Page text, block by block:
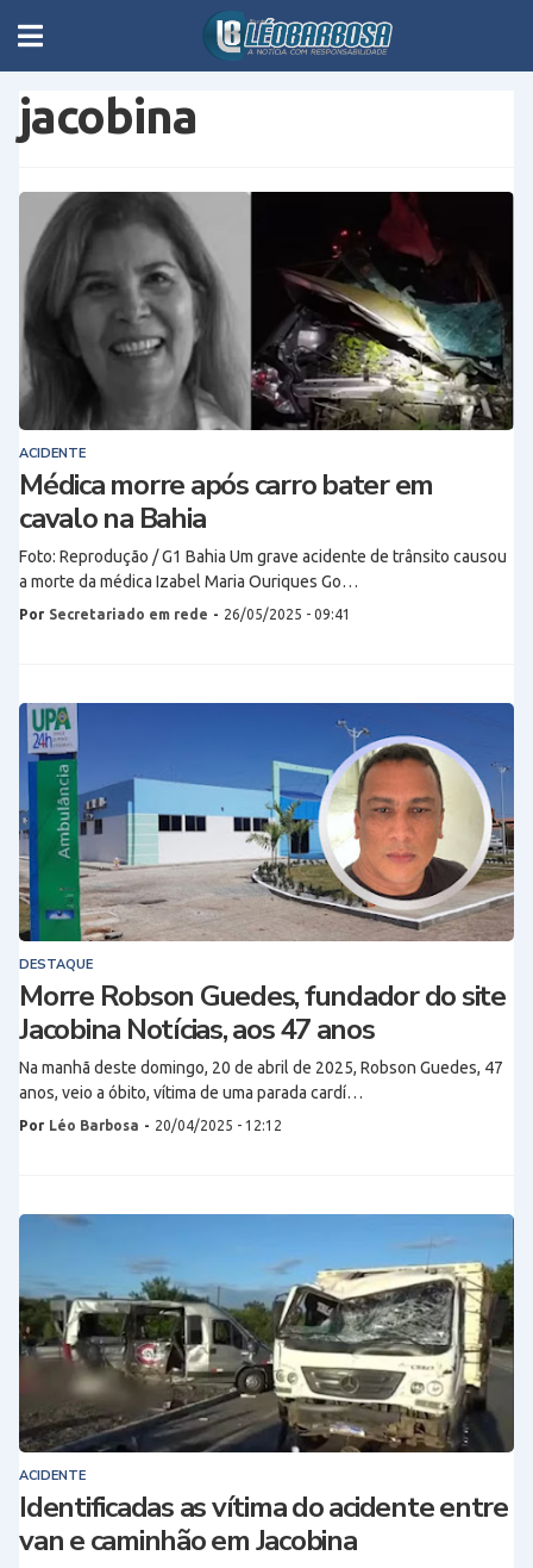
jacobina
ACIDENTE
Médica morre após carro bater em
cavalo na Bahia
Foto: Reprodução / G1 Bahia Um grave acidente de trânsito causou
a morte da médica Izabel Maria Ouriques Go…
Por Secretariado em rede - 26/05/2025 - 09:41
DESTAQUE
Morre Robson Guedes, fundador do site
Jacobina Notícias, aos 47 anos
Na manhã deste domingo, 20 de abril de 2025, Robson Guedes, 47
anos, veio a óbito, vítima de uma parada cardí…
Por Léo Barbosa - 20/04/2025 - 12:12
ACIDENTE
Identificadas as vítima do acidente entre
van e caminhão em Jacobina